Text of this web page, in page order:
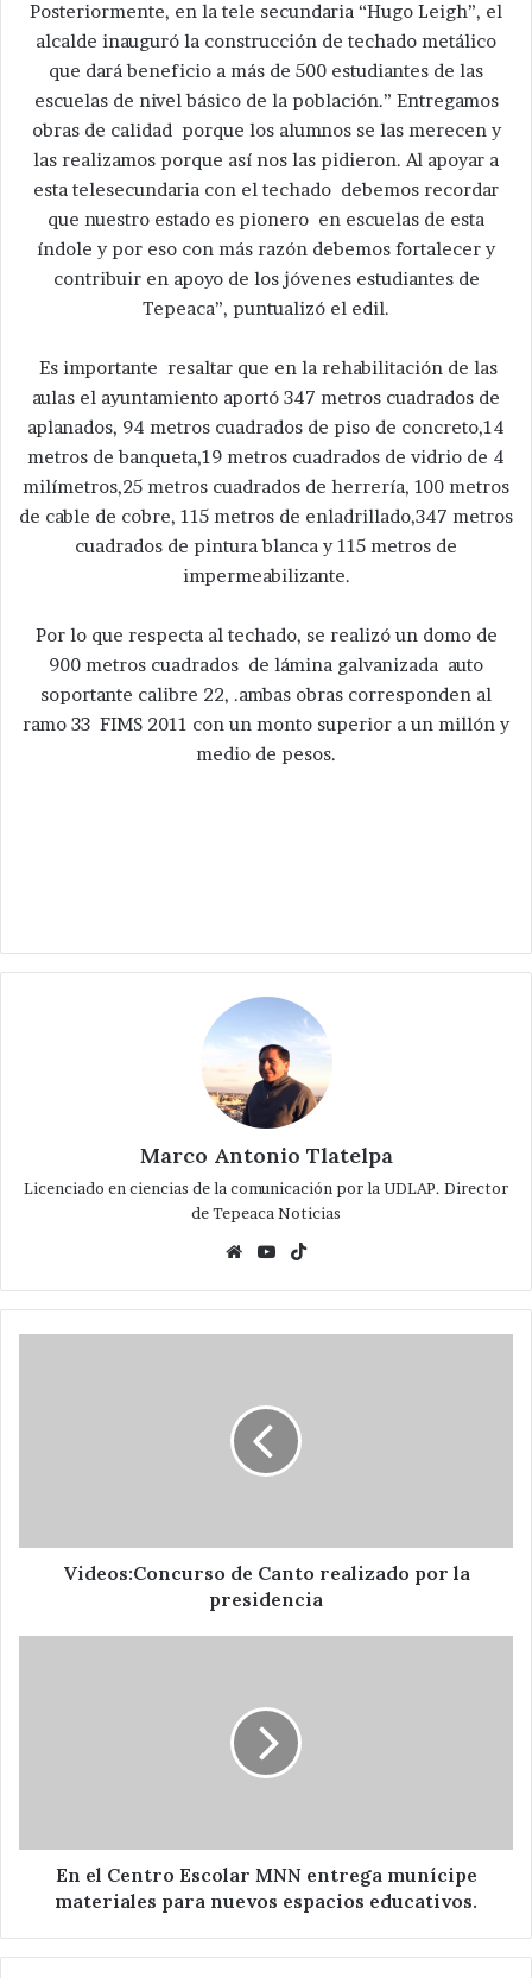
Posteriormente, en la tele secundaria “Hugo Leigh”, el
alcalde inauguró la construcción de techado metálico
que dará beneficio a más de 500 estudiantes de las
escuelas de nivel básico de la población.” Entregamos
obras de calidad porque los alumnos se las merecen y
las realizamos porque así nos las pidieron. Al apoyar a
esta telesecundaria con el techado debemos recordar
que nuestro estado es pionero en escuelas de esta
índole y por eso con más razón debemos fortalecer y
contribuir en apoyo de los jóvenes estudiantes de
Tepeaca”, puntualizó el edil.
Es importante resaltar que en la rehabilitación de las
aulas el ayuntamiento aportó 347 metros cuadrados de
aplanados, 94 metros cuadrados de piso de concreto,14
metros de banqueta,19 metros cuadrados de vidrio de 4
milímetros,25 metros cuadrados de herrería, 100 metros
de cable de cobre, 115 metros de enladrillado,347 metros
cuadrados de pintura blanca y 115 metros de
impermeabilizante.
Por lo que respecta al techado, se realizó un domo de
900 metros cuadrados de lámina galvanizada auto
soportante calibre 22, .ambas obras corresponden al
ramo 33 FIMS 2011 con un monto superior a un millón y
medio de pesos.
Marco Antonio Tlatelpa
Licenciado en ciencias de la comunicación por la UDLAP. Director
de Tepeaca Noticias
WebsiteYouTube
Videos:Concurso de Canto realizado por la
presidencia
para
nuevos
espacios
En el Centro Escolar MNN entrega munícipe
materiales para nuevos espacios educativos.